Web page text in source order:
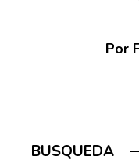
Por
BUSQUEDA